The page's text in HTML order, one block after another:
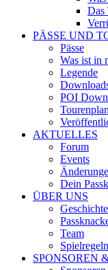
Das
PÄSSE UND
Pässe
Was ist in
Legende
POI
AKTUELLES
Forum
Events
Dein
ÜBER UNS
Geschichte
Team
Spielregeln
SPONSOREN